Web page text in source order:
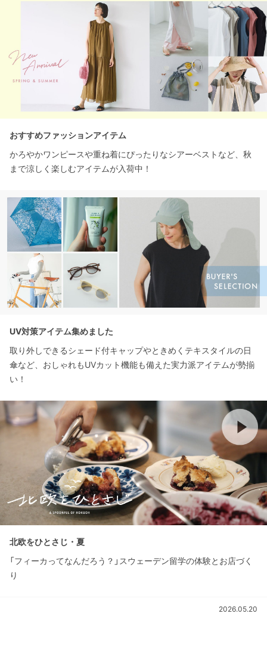
おすすめファッションアイテム
かろやかワンピースや重ね着にぴったりなシアーベストなど、秋
まで涼しく楽しむアイテムが入荷中！
UV対策アイテム集めました
取り外しできるシェード付キャップやときめくテキスタイルの日
傘など、おしゃれもUVカット機能も備えた実力派アイテムが勢揃
い！
北欧をひとさじ・夏
「フィーカってなんだろう？」スウェーデン留学の体験とお店づく
り
2026.05.20